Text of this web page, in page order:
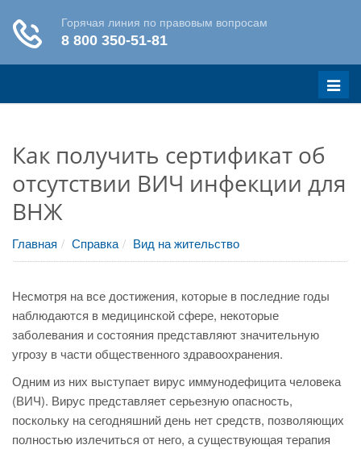
Меню
Как получить сертификат об
отсутствии ВИЧ инфекции для
ВНЖ
Главная Справка Вид на жительство
Несмотря на все достижения, которые в последние годы
наблюдаются в медицинской сфере, некоторые
заболевания и состояния представляют значительную
угрозу в части общественного здравоохранения.
Одним из них выступает вирус иммунодефицита человека
(ВИЧ). Вирус представляет серьезную опасность,
поскольку на сегодняшний день нет средств, позволяющих
полностью излечиться от него, а существующая терапия